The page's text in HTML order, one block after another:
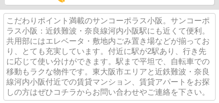
こだわりポイント満載のサンコーポラス小阪。サンコーポ
ラス小阪：近鉄難波・奈良線河内小阪駅にも近くて便利。
共用部にはエレベータ・敷地内ごみ置き場などが揃ってお
り、とても充実しています。付近に駅が2駅あり、行き先
に応じて使い分けができます。駅まで平坦で、自転車での
移動もラクな物件です。東大阪市エリアと近鉄難波・奈良
線河内小阪付近での賃貸マンション、賃貸アパートをお探
しの方はぜひコチラからお問い合わせやご連絡を下さい。